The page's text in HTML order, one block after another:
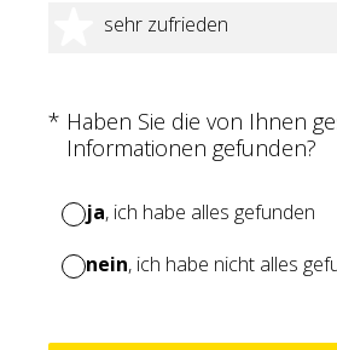
sehr zufrieden
5 Sterne
* Haben Sie die von Ihnen
Informationen gefunden?
(Erforderlich.)
ja, ich habe alles gefunden
nein, ich habe nicht alles